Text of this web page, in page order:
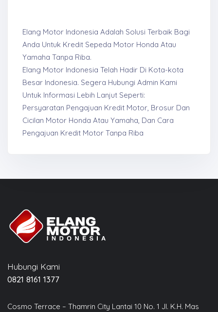
Elang Motor Indonesia Adalah Solusi Terbaik Bagi
Anda Untuk Kredit Sepeda Motor Honda Atau
Yamaha Tanpa Riba.
Elang Motor Indonesia Telah Hadir Di Kota-kota
Besar Indonesia. Segera Hubungi Admin Kami
Untuk Informasi Lebih Lanjut Seperti:
Persyaratan Pengajuan Kredit Motor, Brosur Dan
Cicilan Motor Honda Atau Yamaha, Dan Cara
Pengajuan Kredit Motor Tanpa Riba
Hubungi Kami
0821 8161 1377
Cosmo Terrace – Thamrin City Lantai 10 No. 1 Jl. K.H. Mas